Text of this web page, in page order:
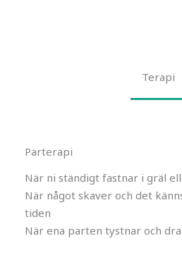
Terapi
Parterapi
När ni ständigt fastnar i gräl
När något skaver och det
tiden
När ena parten tystnar och